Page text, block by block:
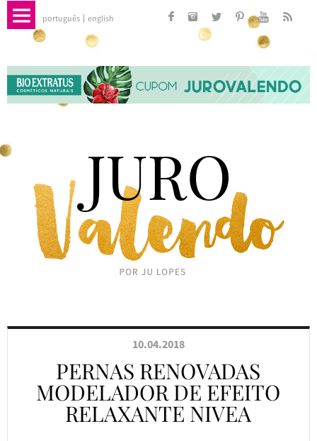
português english
10.04.2018
PERNAS RENOVADAS
MODELADOR DE EFEITO
RELAXANTE NIVEA